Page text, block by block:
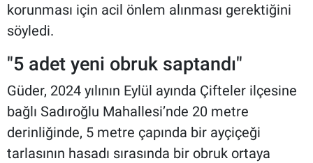
korunması için acil önlem alınması gerektiğini
söyledi.
"5 adet yeni obruk saptandı"
Güder, 2024 yılının Eylül ayında Çifteler ilçesine
bağlı Sadıroğlu Mahallesi’nde 20 metre
derinliğinde, 5 metre çapında bir ayçiçeği
tarlasının hasadı sırasında bir obruk ortaya